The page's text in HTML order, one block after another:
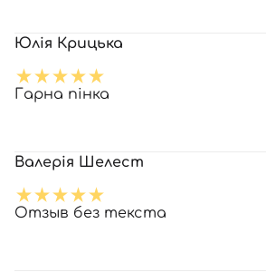
Юлія Крицька
Гарна пінка
Валерія Шелест
Отзыв без текста